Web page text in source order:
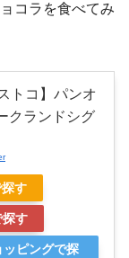
コラを食べてみ
トコ】パンオ
クランドシグ
す
探す
ピングで探